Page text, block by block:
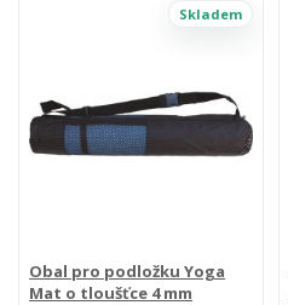
Skladem
Obal pro podložku Yoga
Mat o tloušťce 4 mm